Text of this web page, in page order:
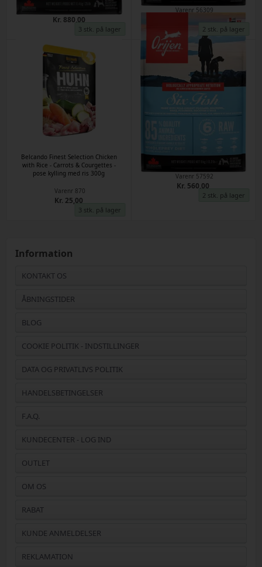
3 stk. på lager
Kr. 880,00
2 stk. på lager
Varenr 56309
3 stk. på lager
Belcando Finest Selection Chicken
with Rice - Carrots & Courgettes -
pose kylling med ris 300g
Varenr 870
Kr. 25,00
2 stk. på lager
ORIJEN DOG Six Fish 6kg
Varenr 57592
Kr. 560,00
Information
KONTAKT OS
ÅBNINGSTIDER
BLOG
COOKIE POLITIK - INDSTILLINGER
DATA OG PRIVATLIVS POLITIK
HANDELSBETINGELSER
F.A.Q.
KUNDECENTER - LOG IND
OUTLET
OM OS
RABAT
KUNDE ANMELDELSER
REKLAMATION